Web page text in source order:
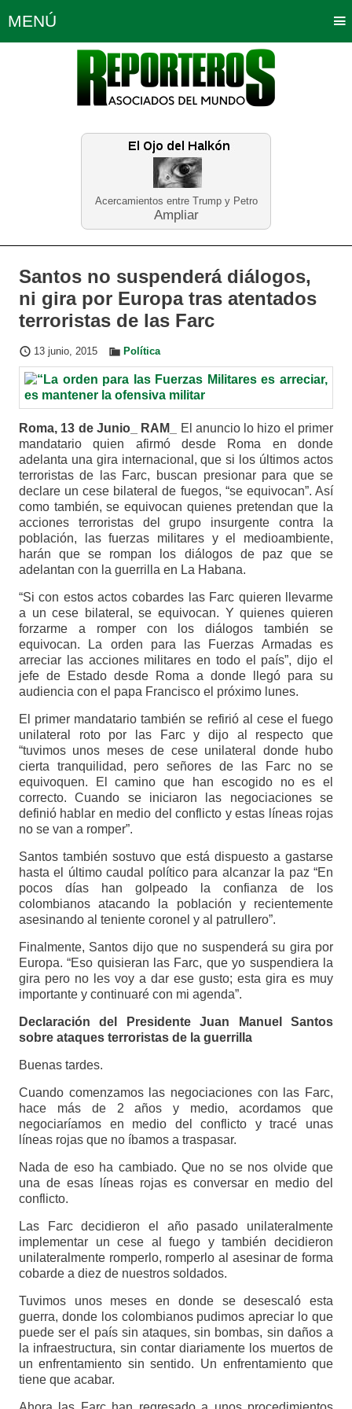
Acercamientos entre Trump y Petro
Ampliar
MENÚ
Política Opinión Bogotá
Planeta Tierra Deportes
Educación Neira
Santos no suspenderá diálogos,
ni gira por Europa tras atentados
terroristas de las Farc
13 junio, 2015 Política
Roma, 13 de Junio_ RAM_
El anuncio lo hizo el primer
mandatario quien afirmó desde Roma en donde
adelanta una gira internacional, que si los últimos actos
terroristas de las Farc, buscan presionar para que se
declare un cese bilateral de fuegos, “se equivocan”. Así
como también, se equivocan quienes pretendan que la
acciones terroristas del grupo insurgente contra la
población, las fuerzas militares y el medioambiente,
harán que se rompan los diálogos de paz que se
adelantan con la guerrilla en La Habana.
“Si con estos actos cobardes las Farc quieren llevarme
a un cese bilateral, se equivocan. Y quienes quieren
forzarme a romper con los diálogos también se
equivocan. La orden para las Fuerzas Armadas es
arreciar las acciones militares en todo el país”, dijo el
jefe de Estado desde Roma a donde llegó para su
audiencia con el papa Francisco el próximo lunes.
El primer mandatario también se refirió al cese el fuego
unilateral roto por las Farc y dijo al respecto que
“tuvimos unos meses de cese unilateral donde hubo
cierta tranquilidad, pero señores de las Farc no se
equivoquen. El camino que han escogido no es el
correcto. Cuando se iniciaron las negociaciones se
definió hablar en medio del conflicto y estas líneas rojas
no se van a romper”.
Santos también sostuvo que está dispuesto a gastarse
hasta el último caudal político para alcanzar la paz “En
pocos días han golpeado la confianza de los
colombianos atacando la población y recientemente
asesinando al teniente coronel y al patrullero”.
Finalmente, Santos dijo que no suspenderá su gira por
Europa. “Eso quisieran las Farc, que yo suspendiera la
gira pero no les voy a dar ese gusto; esta gira es muy
importante y continuaré con mi agenda”.
Declaración del Presidente Juan Manuel Santos
sobre ataques terroristas de la guerrilla
Buenas tardes.
Cuando comenzamos las negociaciones con las Farc,
hace más de 2 años y medio, acordamos que
negociaríamos en medio del conflicto y tracé unas
líneas rojas que no íbamos a traspasar.
Nada de eso ha cambiado. Que no se nos olvide que
una de esas líneas rojas es conversar en medio del
conflicto.
Las Farc decidieron el año pasado unilateralmente
implementar un cese al fuego y también decidieron
unilateralmente romperlo, romperlo al asesinar de forma
cobarde a diez de nuestros soldados.
Tuvimos unos meses en donde se desescaló esta
guerra, donde los colombianos pudimos apreciar lo que
puede ser el país sin ataques, sin bombas, sin daños a
la infraestructura, sin contar diariamente los muertos de
un enfrentamiento sin sentido. Un enfrentamiento que
tiene que acabar.